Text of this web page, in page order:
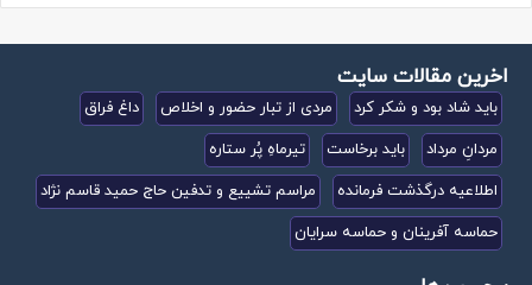
اخرین مقالات سایت
باید شاد بود و شکر کرد مردی از تبار حضور و اخلاص
داغ فراق
مردانِ مرداد
باید برخاست
تیرماهِ پُر ستاره
اطلاعیه درگذشت فرمانده
مراسم تشییع و تدفین حاج حمید قاسم نژاد
حماسه آفرینان و حماسه سرایان